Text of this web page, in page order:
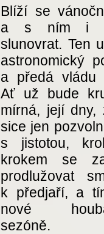
Blíží se
a s ním i
slunovrat. Ten
astronomický
a předá vládu
Ať už bude
mírná, její dny,
sice jen
s jistotou,
krokem se
prodlužovat
k předjaří, a
nové
sezóně.